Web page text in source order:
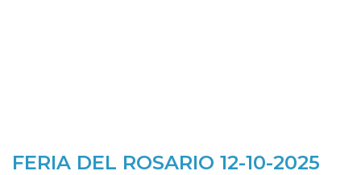
FERIA DEL ROSARIO 12-10-2025